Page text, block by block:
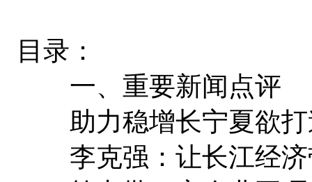
目录：
一、重要新闻点评
助力稳增长宁夏欲打
李克强：让长江经济